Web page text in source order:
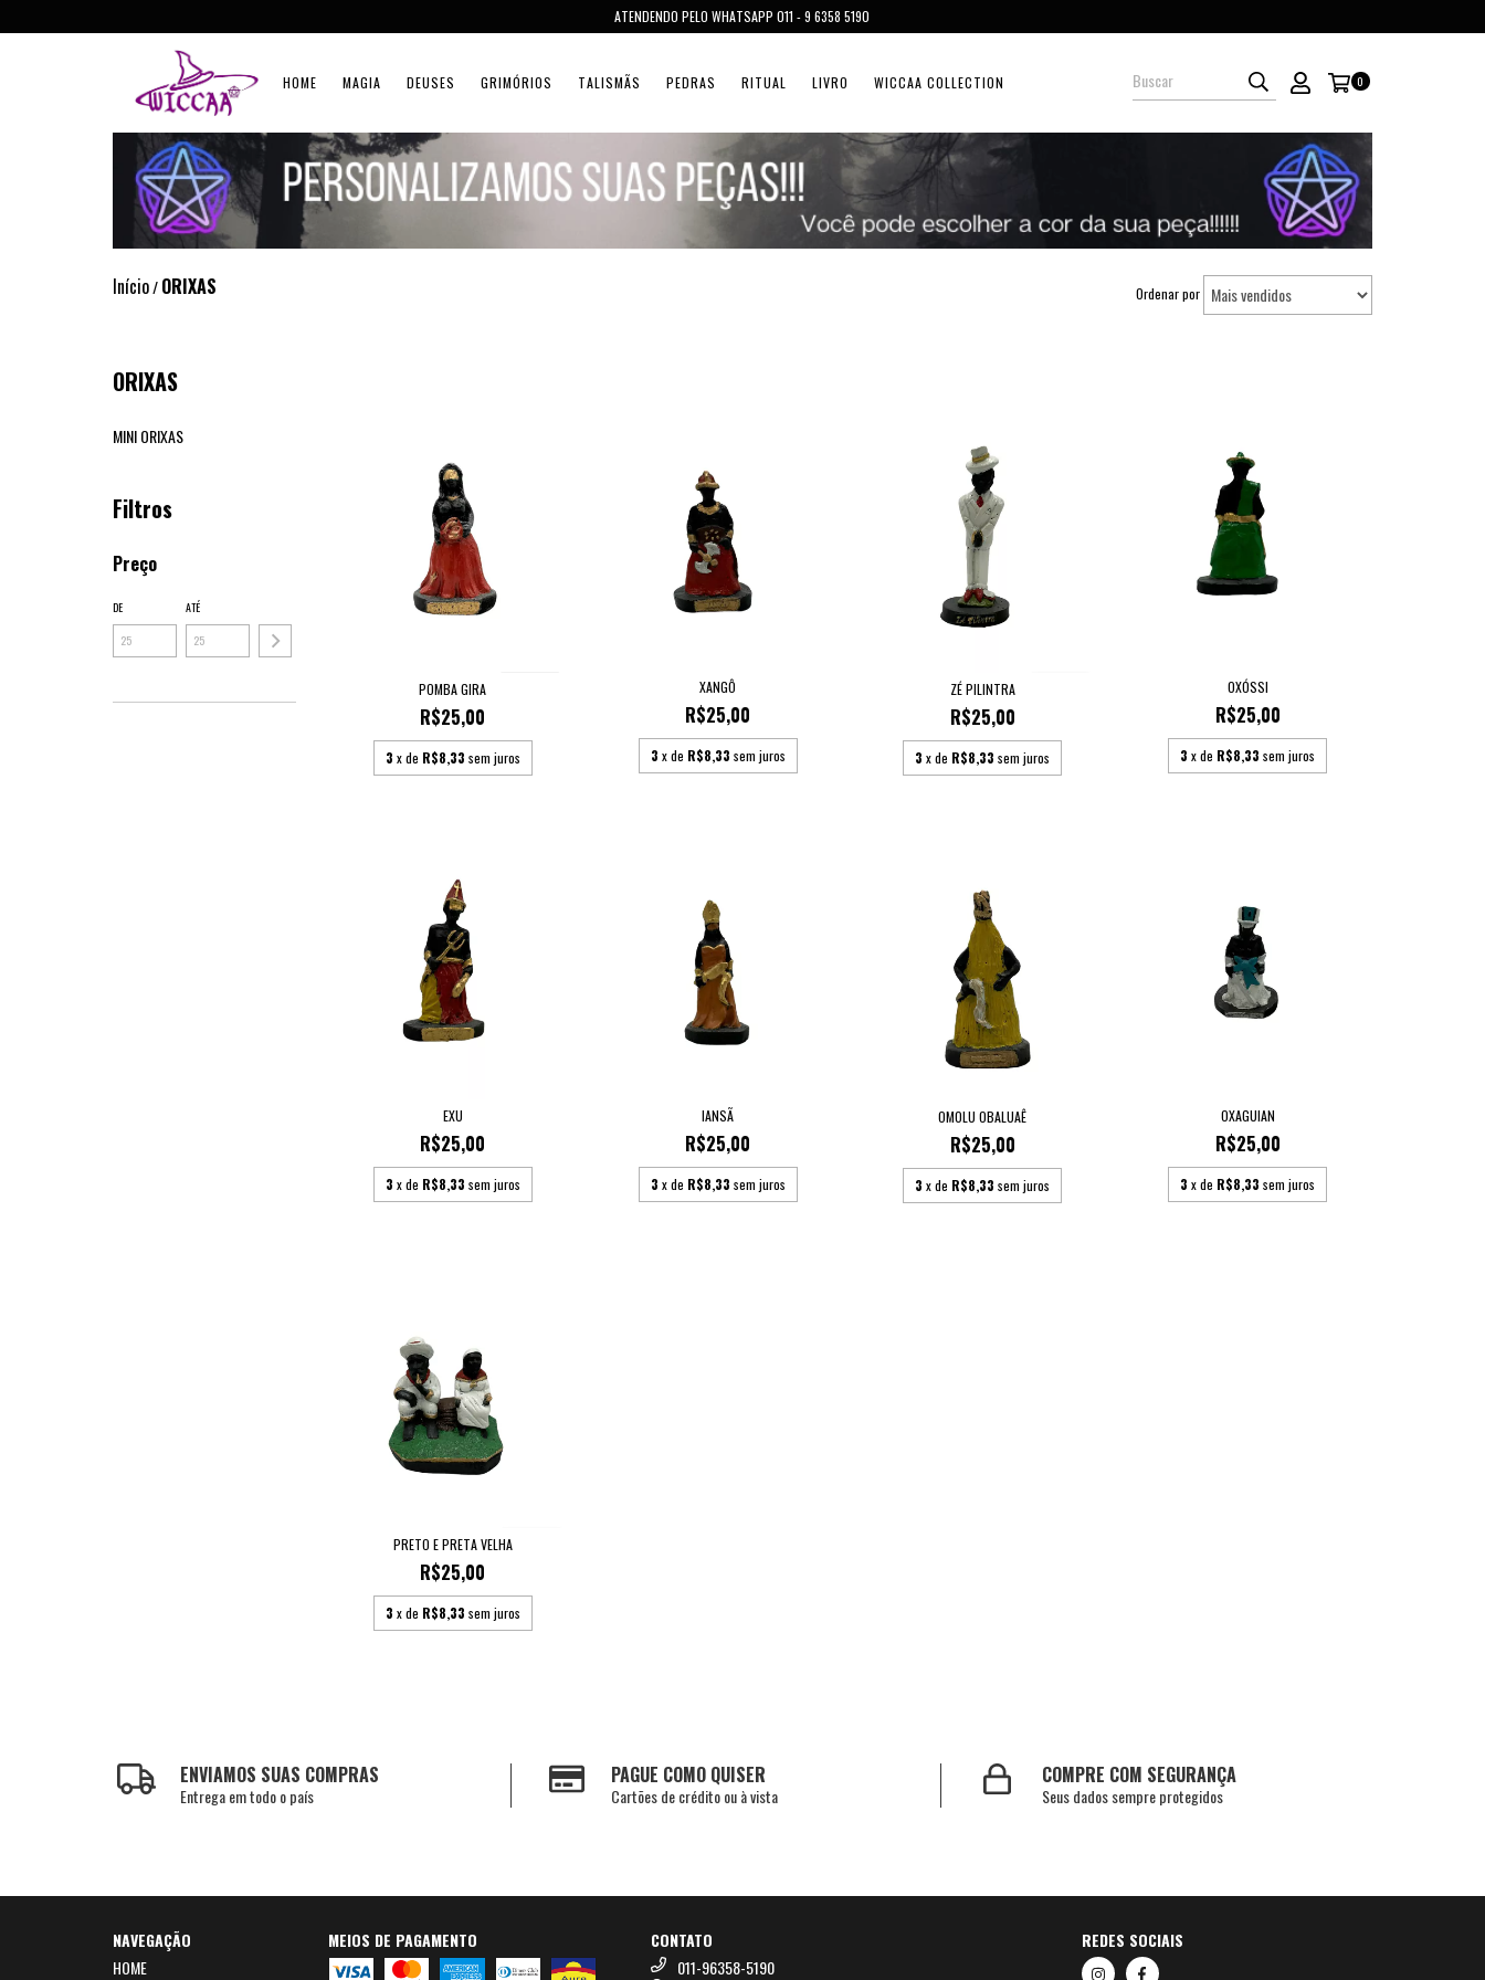
ATENDENDO PELO WHATSAPP 011 - 9 6358 5190
HOME MAGIA DEUSES GRIMÓRIOS TALISMÃS PEDRAS RITUAL LIVRO WICCAA COLLECTION 0
Início/ORIXAS Ordenar por
ORIXAS
MINI ORIXAS
Filtros
Preço
DE ATÉ
POMBA GIRA
R$25,00
3 x de R$8,33 sem juros
XANGÔ
R$25,00
3 x de R$8,33 sem juros
ZÉ PILINTRA
R$25,00
3 x de R$8,33 sem juros
OXÓSSI
R$25,00
3 x de R$8,33 sem juros
EXU
R$25,00
3 x de R$8,33 sem juros
IANSÃ
R$25,00
3 x de R$8,33 sem juros
OMOLU OBALUAÊ
R$25,00
3 x de R$8,33 sem juros
OXAGUIAN
R$25,00
3 x de R$8,33 sem juros
PRETO E PRETA VELHA
R$25,00
3 x de R$8,33 sem juros
ENVIAMOS SUAS COMPRAS
Entrega em todo o país
PAGUE COMO QUISER
Cartões de crédito ou à vista
COMPRE COM SEGURANÇA
Seus dados sempre protegidos
NAVEGAÇÃO
HOME
MEIOS DE PAGAMENTO
CONTATO
011-96358-5190
REDES SOCIAIS